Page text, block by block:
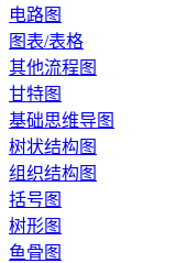
电路图
图表/表格
其他流程图
甘特图
基础思维导图
树状结构图
组织结构图
括号图
树形图
鱼骨图